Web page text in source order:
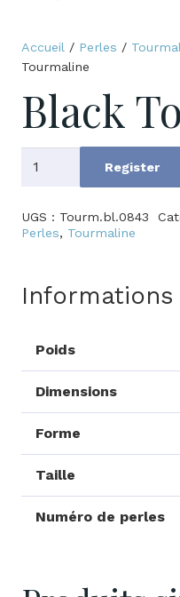
Accueil / Perles /
Tourmaline
Black
Tourmaline
Register
UGS : Tourm.bl.0843
Perles, Tourmaline
Poids
Dimensions
Forme
Taille
Numéro de perles